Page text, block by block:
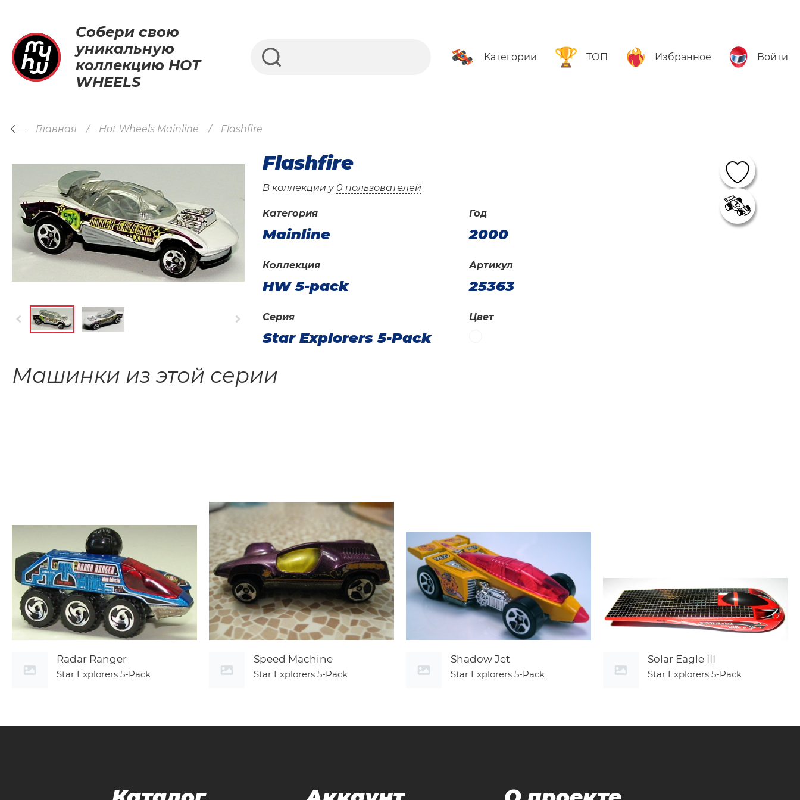
Собери свою
уникальную
коллекцию HOT
WHEELS
Категории ТОП Избранное Войти
Главная Hot Wheels Mainline Flashfire
Flashfire
В коллекции у 0 пользователей
Категория
Mainline
Год
2000
Коллекция
HW 5-pack
Артикул
25363
Серия
Star Explorers 5-Pack
Цвет
Машинки из этой серии
Radar Ranger
Star Explorers 5-Pack
Speed Machine
Star Explorers 5-Pack
Shadow Jet
Star Explorers 5-Pack
Solar Eagle III
Star Explorers 5-Pack